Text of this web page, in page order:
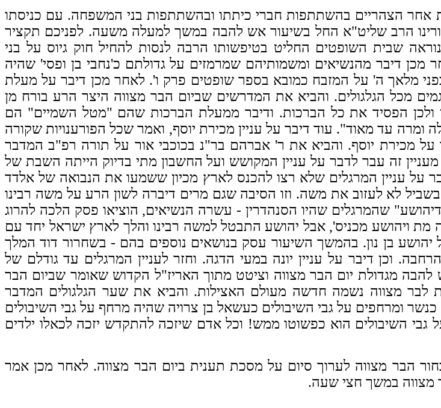
אחר הצהריים בהשתתפות חברי כיתתו ובהשתתפות בני המשפחה. עם כניסתו
הרב שליט"א החל בשיעור אש להבה במשך למעלה משעה. לפניכם תקציר
שבית השופטים החליט בטיפשותו הרבה לנסות להחיל חוק גיוס על בני
מכן דיבר מהנשיאים ומשמותיהם שמרמזים על גדולתם כ'נחבי בן ופסי' שהיה
מלאך ה' על המזבח כמובא בספר שופטים פרק ו'. לאחר מכן דיבר על מעלת
מכל הגלגולים. והביא את המדרשים שביום הבר מצווה היצר הרע בורח מן
ולכן הפסיד את כל הברכות. ודיבר ממעלת הברכות שהם "מטל השמיים" הם
עד מאוד". עוד דיבר על עניין מכירת יוסף, ואמר שכל הפורענויות שקורה
יוסף. והביא את ר' אברהם בר"נ בכוכבי אור על תורה רפ"ב המדבר
זה עבר לדבר על עניין המקושש ועל החשבון מתי בדיוק הייתה השבת של
עניין המרגלים שלא רצו להכנס לארץ מכיון ששמעו את הנבואה של אלדד
לא לעזוב את משה. וזו הסיבה שגם מרים דיברה לשון הרע על משה רבינו
שהמרגלים שהיו הסנהדרין - עשרה הנשיאים, הוציאו פסק הלכה להרוג
ויהושע מכניס', אבל יהושע התבטל למשה רבינו והלך לארץ ישראל יחד עם
בן נון. בהמשך השיעור עסק בנושאים נוספים בהם - בשחרור דוד המלך
וכן דיבר על עניין יונה במעי הדגה. וחזר לעניין המרגלים עד גודלם של
מגדולת יום הבר מצווה וציטט מתוך האריז"ל הקדוש שאומר שביום הבר
לבר מצווה נשמה חדשה מעולם האצילות. והביא את שער הגלגולים המדבר
ומרחפים על גבי השיבולים כעשאל בן צרויה שהיה מרחף על גבי השיבולים
השיבולים הוא כפשוטו ממש! וכל אדם שיזכה להתקדש יזכה לכאלו ילדים
הבר מצווה לערוך סיום על מסכת תענית ביום הבר מצווה. לאחר מכן אמר
מצווה במשך חצי שעה.